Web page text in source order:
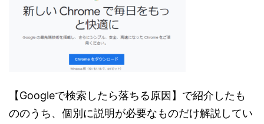
【Googleで検索したら落ちる原因】で紹介したも
ののうち、個別に説明が必要なものだけ解説してい